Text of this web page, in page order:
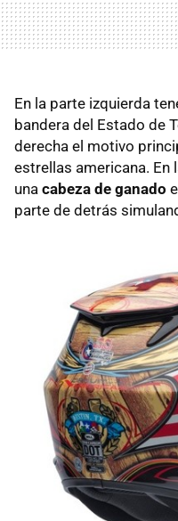
En la parte izquierda
bandera del Estado de
derecha el motivo
estrellas americana. En
una cabeza de ganado
parte de detrás